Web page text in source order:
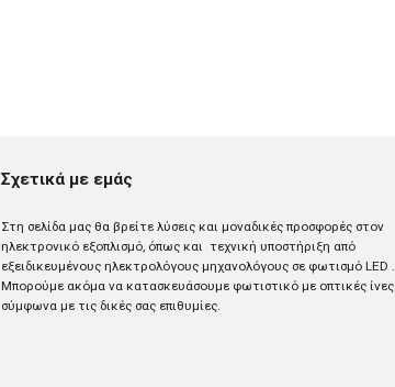
Σχετικά με εμάς
Στη σελίδα μας θα βρείτε λύσεις και μοναδικές προσφορές στον
ηλεκτρονικό εξοπλισμό, όπως και τεχνική υποστήριξη από
εξειδικευμένους ηλεκτρολόγους μηχανολόγους σε φωτισμό LED .
Mπορούμε ακόμα να κατασκευάσουμε φωτιστικό με οπτικές ίνες
σύμφωνα με τις δικές σας επιθυμίες.